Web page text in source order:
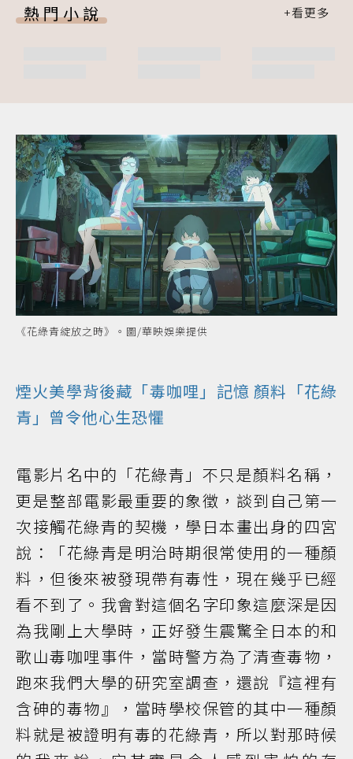
熱門小說
《花綠青綻放之時》。圖/華映娛樂提供
煙火美學背後藏「毒咖哩」記憶 顏料「花綠
青」曾令他心生恐懼
電影片名中的「花綠青」不只是顏料名稱，
更是整部電影最重要的象徵，談到自己第一
次接觸花綠青的契機，學日本畫出身的四宮
說：「花綠青是明治時期很常使用的一種顏
料，但後來被發現帶有毒性，現在幾乎已經
看不到了。我會對這個名字印象這麼深是因
為我剛上大學時，正好發生震驚全日本的和
歌山毒咖哩事件，當時警方為了清查毒物，
跑來我們大學的研究室調查，還說『這裡有
含砷的毒物』，當時學校保管的其中一種顏
料就是被證明有毒的花綠青，所以對那時候